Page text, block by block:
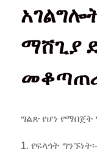
ማሸጊያ
ግልጽ የሆነ የማበጀት
1. የፍላጎት